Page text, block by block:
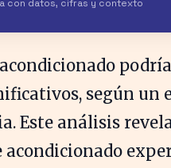
con datos, cifras y contexto
según un
Este análisis
acondicionado